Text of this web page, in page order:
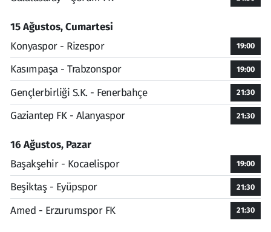
15 Ağustos, Cumartesi
Konyaspor - Rizespor
19:00
Kasımpaşa - Trabzonspor 19:00
Gençlerbirliği S.K. - Fenerbahçe 21:30
Gaziantep FK - Alanyaspor 21:30
16 Ağustos, Pazar
Başakşehir - Kocaelispor
19:00
Beşiktaş - Eyüpspor 21:30
Amed - Erzurumspor FK 21:30